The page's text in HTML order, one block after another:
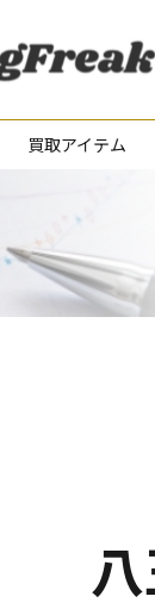
買取アイテム